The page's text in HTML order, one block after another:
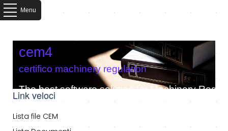
Menu
cem4
certifico machinery regulation
The best software solution for Machinery
Link veloci
Lista file CEM